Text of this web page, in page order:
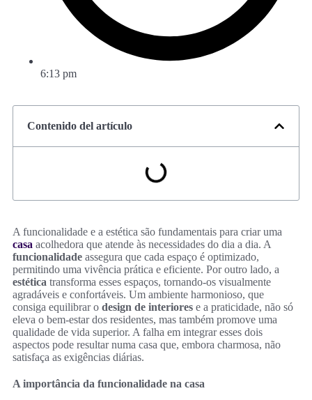
6:13 pm
Contenido del artículo
A funcionalidade e a estética são fundamentais para criar uma
casa acolhedora que atende às necessidades do dia a dia. A
funcionalidade assegura que cada espaço é optimizado,
permitindo uma vivência prática e eficiente. Por outro lado, a
estética transforma esses espaços, tornando-os visualmente
agradáveis e confortáveis. Um ambiente harmonioso, que
consiga equilibrar o design de interiores e a praticidade, não só
eleva o bem-estar dos residentes, mas também promove uma
qualidade de vida superior. A falha em integrar esses dois
aspectos pode resultar numa casa que, embora charmosa, não
satisfaça as exigências diárias.
A importância da funcionalidade na casa